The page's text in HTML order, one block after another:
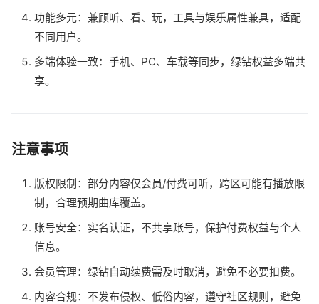
功能多元：兼顾听、看、玩，工具与娱乐属性兼具，适配
不同用户。
多端体验一致：手机、PC、车载等同步，绿钻权益多端共
享。
注意事项
版权限制：部分内容仅会员/付费可听，跨区可能有播放限
制，合理预期曲库覆盖。
账号安全：实名认证，不共享账号，保护付费权益与个人
信息。
会员管理：绿钻自动续费需及时取消，避免不必要扣费。
内容合规：不发布侵权、低俗内容，遵守社区规则，避免